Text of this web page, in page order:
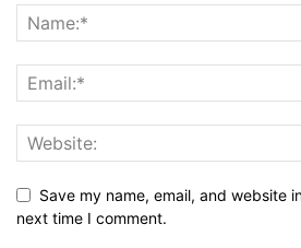
Save my name, email, and website
next time I comment.